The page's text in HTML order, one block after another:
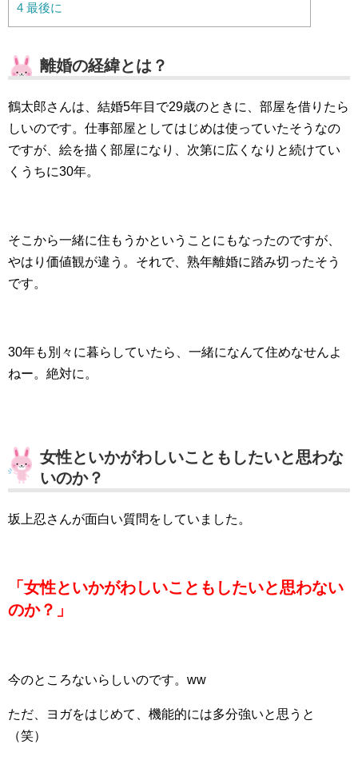
4 最後に
離婚の経緯とは？
鶴太郎さんは、結婚5年目で29歳のときに、部屋を借りたら
しいのです。仕事部屋としてはじめは使っていたそうなの
ですが、絵を描く部屋になり、次第に広くなりと続けてい
くうちに30年。
そこから一緒に住もうかということにもなったのですが、
やはり価値観が違う。それで、熟年離婚に踏み切ったそう
です。
30年も別々に暮らしていたら、一緒になんて住めなせんよ
ねー。絶対に。
女性といかがわしいこともしたいと思わな
いのか？
坂上忍さんが面白い質問をしていました。
「女性といかがわしいこともしたいと思わない
のか？」
今のところないらしいのです。ww
ただ、ヨガをはじめて、機能的には多分強いと思うと
（笑）